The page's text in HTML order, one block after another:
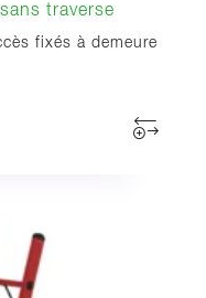
traverse
fixés à demeure